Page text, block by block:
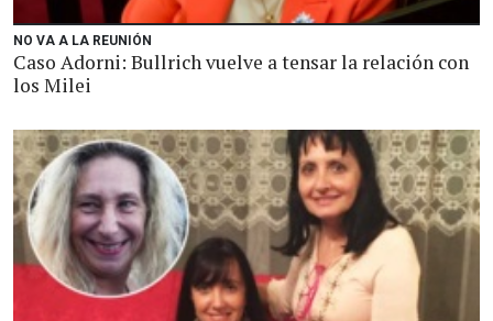
NO VA A LA REUNIÓN
Caso Adorni: Bullrich vuelve a tensar la relación con
los Milei